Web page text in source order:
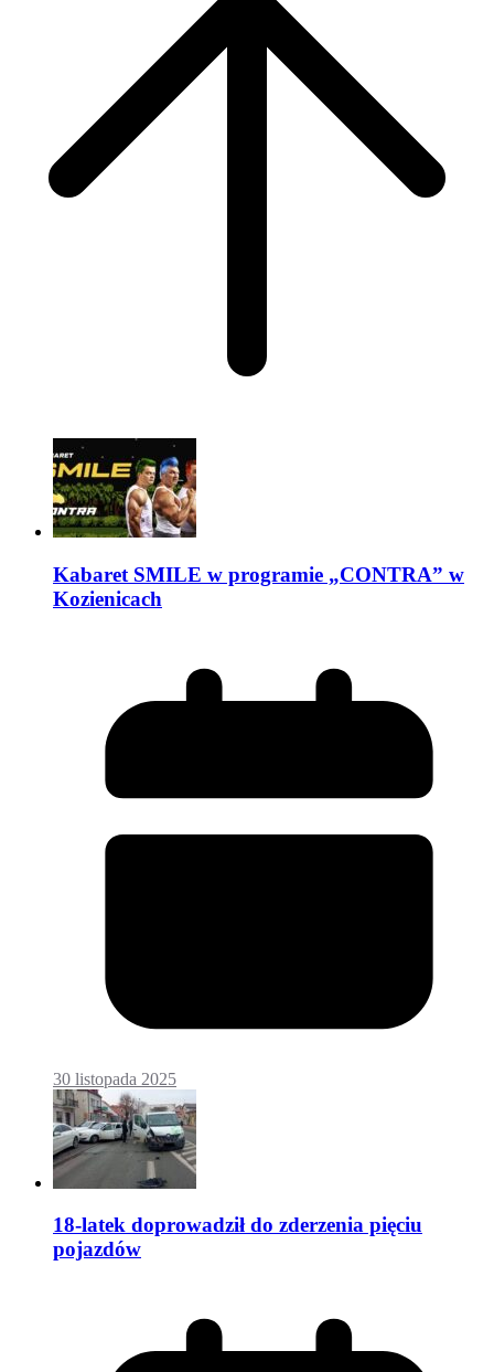
Kabaret SMILE w programie „CONTRA” w
Kozienicach
30 listopada 2025
18-latek doprowadził do zderzenia pięciu
pojazdów